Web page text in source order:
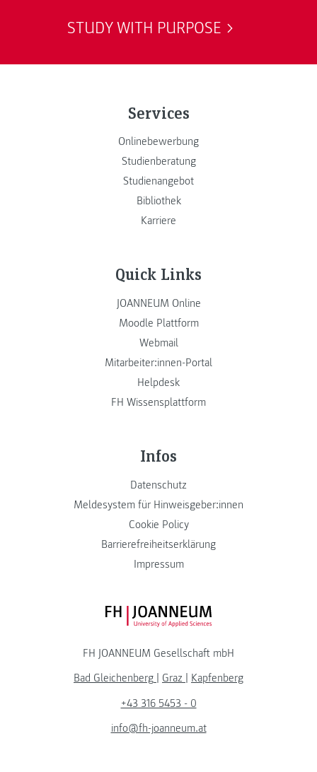
STUDY WITH PURPOSE
Services
Onlinebewerbung
Studienberatung
Studienangebot
Bibliothek
Karriere
Quick Links
JOANNEUM Online
Moodle Plattform
Webmail
Mitarbeiter:innen-Portal
Helpdesk
FH Wissensplattform
Infos
Datenschutz
Meldesystem für Hinweisgeber:innen
Cookie Policy
Barrierefreiheitserklärung
Impressum
FH JOANNEUM Logo
FH JOANNEUM Gesellschaft mbH
Bad Gleichenberg
Graz
Kapfenberg
+43 316 5453 - 0
info@fh-joanneum.at